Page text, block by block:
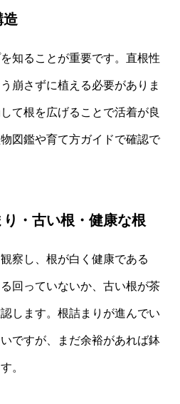
造
知ることが重要です。直根性
崩さずに植える必要がありま
て根を広げることで活着が良
図鑑や育て方ガイドで確認で
・古い根・健康な根
察し、根が白く健康である
回っていないか、古い根が茶
します。根詰まりが進んでい
ですが、まだ余裕があれば鉢
。